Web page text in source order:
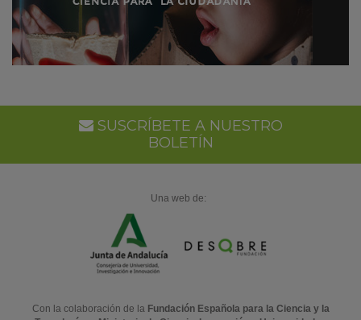
SUSCRÍBETE A NUESTRO
BOLETÍN
Una web de:
Con la colaboración de la Fundación Española para la Ciencia y la